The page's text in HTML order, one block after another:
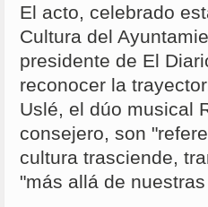
El acto, celebrado
Cultura del
presidente de El
reconocer la
Uslé, el dúo musical
consejero, son
cultura trasciende,
"más allá de